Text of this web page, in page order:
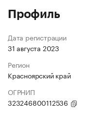
Профиль
Дата регистрации
31 августа 2023
Регион
Красноярский край
ОГРНИП
323246800112536